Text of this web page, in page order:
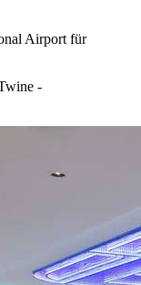
Airport für
-